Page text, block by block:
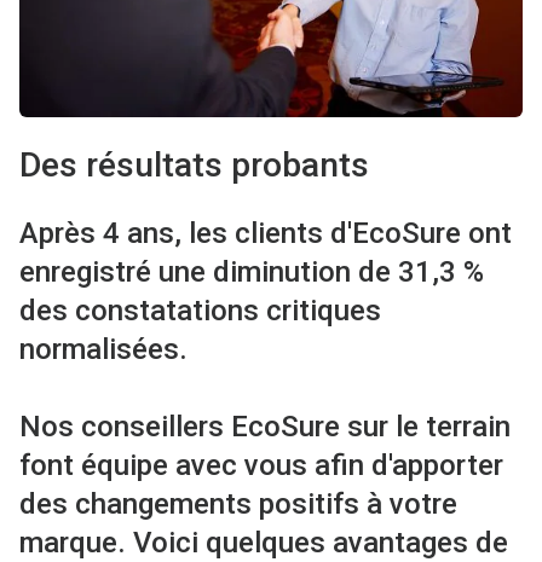
Des résultats probants
Après 4 ans, les clients d'EcoSure ont
enregistré une diminution de 31,3 %
des constatations critiques
normalisées.
Nos conseillers EcoSure sur le terrain
font équipe avec vous afin d'apporter
des changements positifs à votre
marque. Voici quelques avantages de